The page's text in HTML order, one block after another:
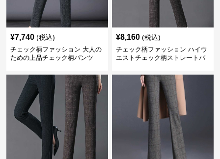
¥7,740 (税込)
チェック柄ファッション 大人の
ための上品チェック柄パンツ
¥8,160 (税込)
チェック柄ファッション ハイウ
エストチェック柄ストレートパ